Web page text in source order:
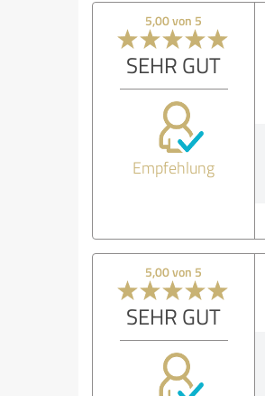
5,00 von 5
SEHR GUT
Empfehlung
5,00 von 5
SEHR GUT